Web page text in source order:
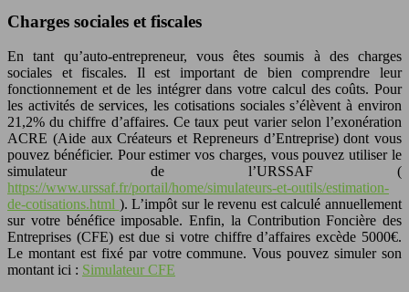
Charges sociales et fiscales
En tant qu’auto-entrepreneur, vous êtes soumis à des charges
sociales et fiscales. Il est important de bien comprendre leur
fonctionnement et de les intégrer dans votre calcul des coûts. Pour
les activités de services, les cotisations sociales s’élèvent à environ
21,2% du chiffre d’affaires. Ce taux peut varier selon l’exonération
ACRE (Aide aux Créateurs et Repreneurs d’Entreprise) dont vous
pouvez bénéficier. Pour estimer vos charges, vous pouvez utiliser le
simulateur de l’URSSAF (
https://www.urssaf.fr/portail/home/simulateurs-et-outils/estimation-
de-cotisations.html ). L’impôt sur le revenu est calculé annuellement
sur votre bénéfice imposable. Enfin, la Contribution Foncière des
Entreprises (CFE) est due si votre chiffre d’affaires excède 5000€.
Le montant est fixé par votre commune. Vous pouvez simuler son
montant ici : Simulateur CFE